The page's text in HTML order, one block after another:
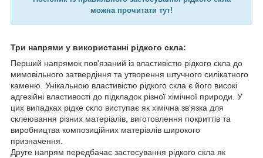
можна прочитати тут!
Три напрями у використанні рідкого скла:
Перший напрямок пов'язаний із властивістю рідкого скла до
мимовільного затвердіння та утворення штучного силікатного
каменю. Унікальною властивістю рідкого скла є його високі
адгезійні властивості до підкладок різної хімічної природи. У
цих випадках рідке скло виступає як хімічна зв'язка для
склеювання різних матеріалів, виготовлення покриттів та
виробництва композиційних матеріалів широкого
призначення.
Друге напрям передбачає застосування рідкого скла як